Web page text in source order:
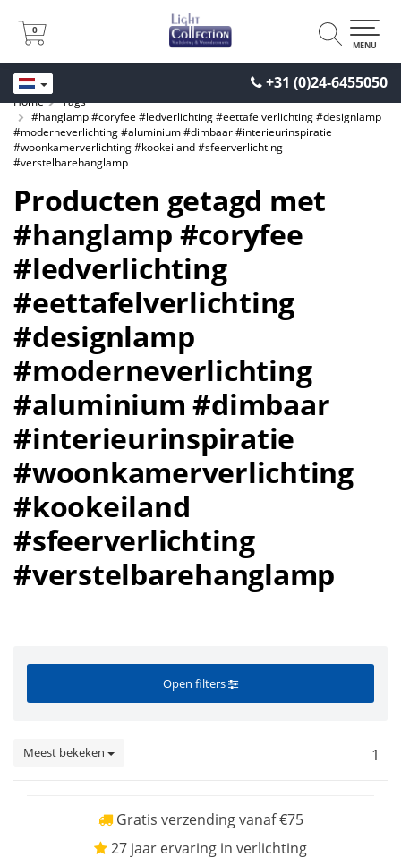
+31 (0)24-6455050
0
0
MENU
Home
Tags
#hanglamp #coryfee #ledverlichting #eettafelverlichting #designlamp
#moderneverlichting #aluminium #dimbaar #interieurinspiratie
#woonkamerverlichting #kookeiland #sfeerverlichting
#verstelbarehanglamp
Producten getagd met
#hanglamp #coryfee
#ledverlichting
#eettafelverlichting
#designlamp
#moderneverlichting
#aluminium #dimbaar
#interieurinspiratie
#woonkamerverlichting
#kookeiland
#sfeerverlichting
#verstelbarehanglamp
Open filters
Meest bekeken 1
Gratis verzending vanaf €75
27 jaar ervaring in verlichting